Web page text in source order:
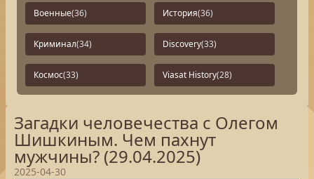
Военные(36) История(36)
Криминал(34) Discovery(33)
Космос(33) Viasat History(28)
Загадки человечества с Олегом
Шишкиным. Чем пахнут
мужчины? (29.04.2025)
2025-04-30